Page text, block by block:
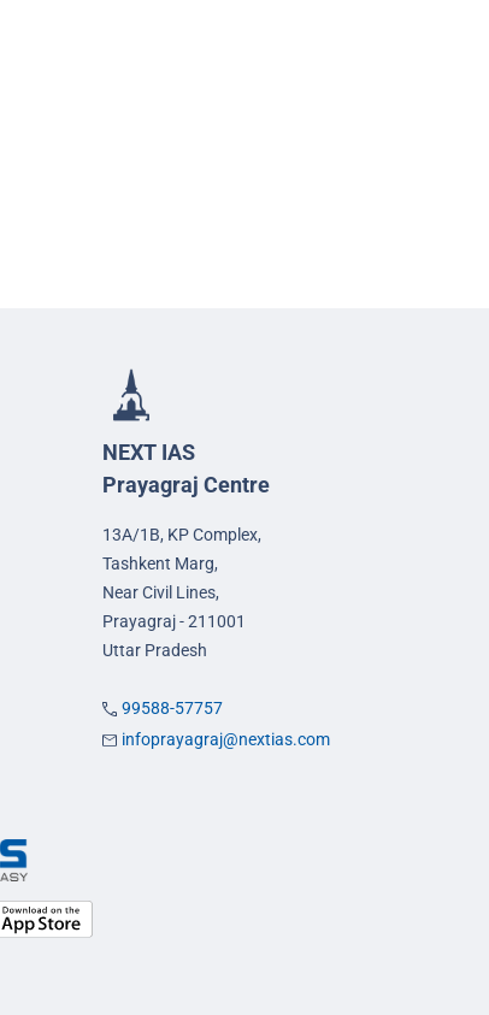
NEXT IAS
Prayagraj Centre
13A/1B, KP Complex,
Tashkent Marg,
Near Civil Lines,
Prayagraj - 211001
Uttar Pradesh
99588-57757
infoprayagraj@nextias.com